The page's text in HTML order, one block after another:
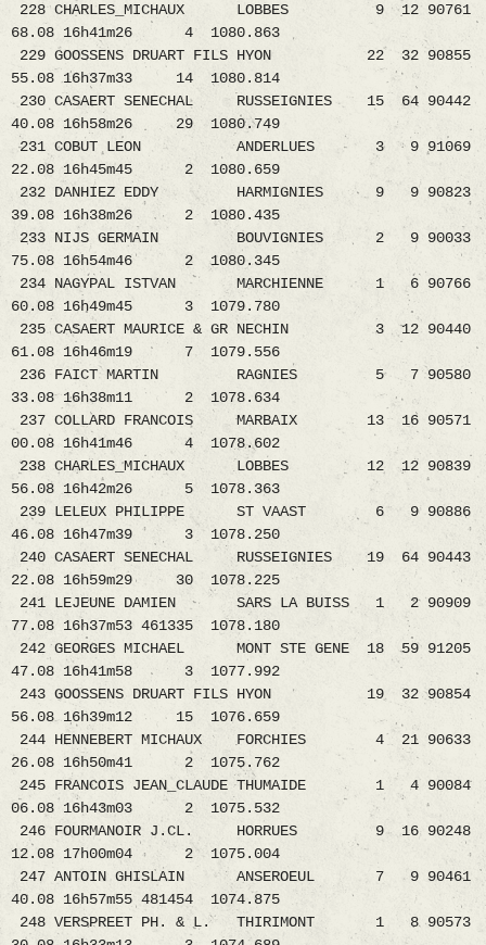
228 CHARLES_MICHAUX LOBBES 9 12 90761
68.08 16h41m26 4 1080.863
229 GOOSSENS DRUART FILS HYON 22 32 90855
55.08 16h37m33 14 1080.814
230 CASAERT SENECHAL RUSSEIGNIES 15 64 90442
40.08 16h58m26 29 1080.749
231 COBUT LEON ANDERLUES 3 9 91069
22.08 16h45m45 2 1080.659
232 DANHIEZ EDDY HARMIGNIES 9 9 90823
39.08 16h38m26 2 1080.435
233 NIJS GERMAIN BOUVIGNIES 2 9 90033
75.08 16h54m46 2 1080.345
234 NAGYPAL ISTVAN MARCHIENNE 1 6 90766
60.08 16h49m45 3 1079.780
235 CASAERT MAURICE & GR NECHIN 3 12 90440
61.08 16h46m19 7 1079.556
236 FAICT MARTIN RAGNIES 5 7 90580
33.08 16h38m11 2 1078.634
237 COLLARD FRANCOIS MARBAIX 13 16 90571
00.08 16h41m46 4 1078.602
238 CHARLES_MICHAUX LOBBES 12 12 90839
56.08 16h42m26 5 1078.363
239 LELEUX PHILIPPE ST VAAST 6 9 90886
46.08 16h47m39 3 1078.250
240 CASAERT SENECHAL RUSSEIGNIES 19 64 90443
22.08 16h59m29 30 1078.225
241 LEJEUNE DAMIEN SARS LA BUISS 1 2 90909
77.08 16h37m53 461335 1078.180
242 GEORGES MICHAEL MONT STE GENE 18 59 91205
47.08 16h41m58 3 1077.992
243 GOOSSENS DRUART FILS HYON 19 32 90854
56.08 16h39m12 15 1076.659
244 HENNEBERT MICHAUX FORCHIES 4 21 90633
26.08 16h50m41 2 1075.762
245 FRANCOIS JEAN_CLAUDE THUMAIDE 1 4 90084
06.08 16h43m03 2 1075.532
246 FOURMANOIR J.CL. HORRUES 9 16 90248
12.08 17h00m04 2 1075.004
247 ANTOIN GHISLAIN ANSEROEUL 7 9 90461
40.08 16h57m55 481454 1074.875
248 VERSPREET PH. & L. THIRIMONT 1 8 90573